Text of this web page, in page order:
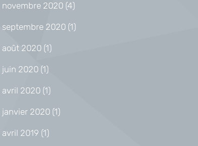
novembre 2020 (4)
septembre 2020 (1)
août 2020 (1)
juin 2020 (1)
avril 2020 (1)
janvier 2020 (1)
avril 2019 (1)